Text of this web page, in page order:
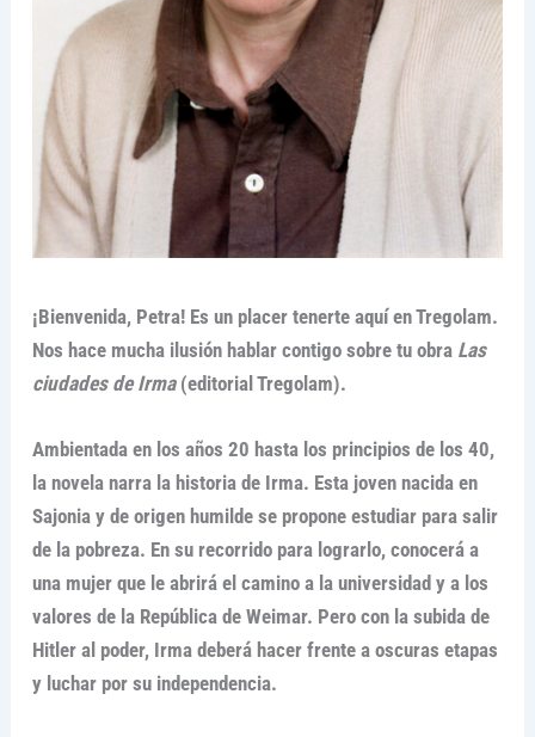
¡Bienvenida, Petra! Es un placer tenerte aquí en Tregolam.
Nos hace mucha ilusión hablar contigo sobre tu obra Las
ciudades de Irma(editorial Tregolam).
Ambientada en los años 20 hasta los principios de los 40,
la novela narra la historia de Irma. Esta joven nacida en
Sajonia y de origen humilde se propone estudiar para salir
de la pobreza. En su recorrido para lograrlo, conocerá a
una mujer que le abrirá el camino a la universidad y a los
valores de la República de Weimar. Pero con la subida de
Hitler al poder, Irma deberá hacer frente a oscuras etapas
y luchar por su independencia.